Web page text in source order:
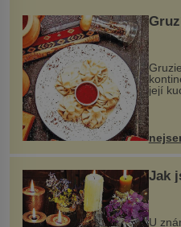
její
Jak
U